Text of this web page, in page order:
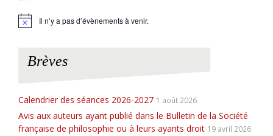
N
Il n’y a pas d’évènements à venir.
Brèves
Calendrier des séances 2026-2027 1 août 2026
Avis aux auteurs ayant publié dans le Bulletin de la Société
française de philosophie ou à leurs ayants droit 19 avril 2026